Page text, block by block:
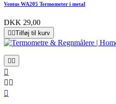
Ventus WA205 Termometer i metal
DKK 29,00
 Tilføj til kurv
 

 
